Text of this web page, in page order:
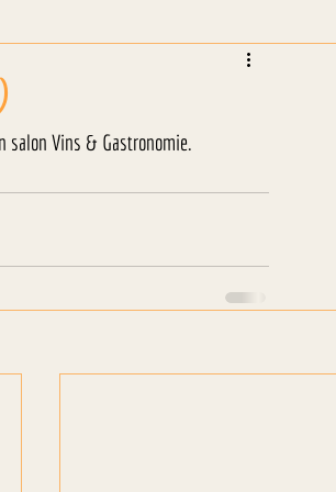
salon Vins & Gastronomie.